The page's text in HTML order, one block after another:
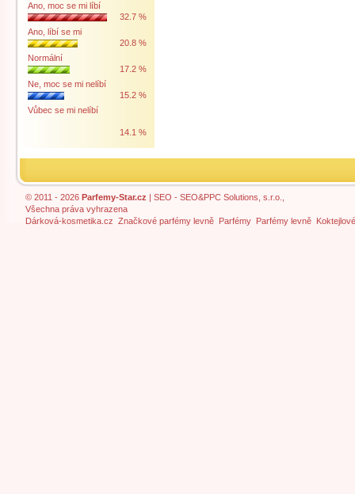
Ano, moc se mi líbí
32.7 %
Ano, líbí se mi
20.8 %
Normální
17.2 %
Ne, moc se mi nelíbí
15.2 %
Vůbec se mi nelíbí
14.1 %
© 2011 - 2026 Parfemy-Star.cz | SEO - SEO&PPC Solutions, s.r.o.,
Všechna práva vyhrazena
Dárková-kosmetika.cz Značkové parfémy levně Parfémy Parfémy levně